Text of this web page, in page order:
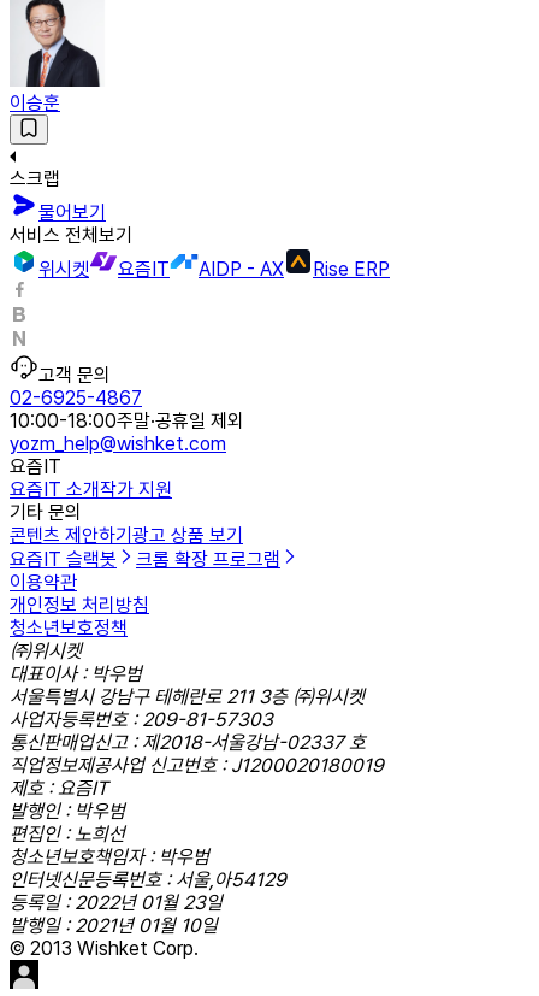
이승훈
스크랩
물어보기
서비스 전체보기
위시켓
요즘IT AIDP - AX Rise ERP
고객 문의
02-6925-4867
10:00-18:00주말·공휴일 제외
yozm_help@wishket.com
요즘IT
요즘IT 소개작가 지원
기타 문의
콘텐츠 제안하기 광고 상품 보기
요즘IT 슬랙봇
크롬 확장 프로그램
이용약관
개인정보 처리방침
청소년보호정책
㈜위시켓
대표이사 : 박우범
서울특별시 강남구 테헤란로 211 3층 ㈜위시켓
사업자등록번호 : 209-81-57303
통신판매업신고 : 제2018-서울강남-02337 호
직업정보제공사업 신고번호 : J1200020180019
제호 : 요즘IT
발행인 : 박우범
편집인 : 노희선
청소년보호책임자 : 박우범
인터넷신문등록번호 : 서울,아54129
등록일 : 2022년 01월 23일
발행일 : 2021년 01월 10일
© 2013 Wishket Corp.